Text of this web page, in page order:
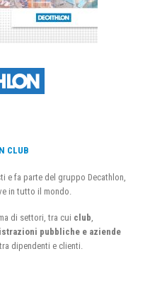
CLUB
e fa parte del gruppo Decathlon,
in tutto il mondo.
di settori, tra cui club
pubbliche e aziende
dipendenti e clienti.